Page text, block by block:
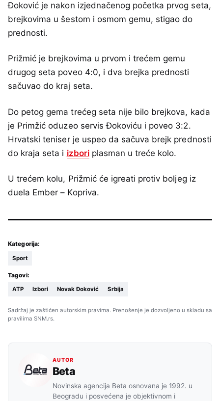
Đoković je nakon izjednačenog početka prvog seta,
brejkovima u šestom i osmom gemu, stigao do
prednosti.
Prižmić je brejkovima u prvom i trećem gemu
drugog seta poveo 4:0, i dva brejka prednosti
sačuvao do kraj seta.
Do petog gema trećeg seta nije bilo brejkova, kada
je Primžić oduzeo servis Đokoviću i poveo 3:2.
Hrvatski teniser je uspeo da sačuva brejk prednosti
do kraja seta i izboriplasman u treće kolo.
U trećem kolu, Prižmić će igreati protiv boljeg iz
duela Ember – Kopriva.
Kategorija:
Sport
Tagovi:
ATP Izbori Novak Đoković Srbija
Sadržaj je zaštićen autorskim pravima. Prenošenje je dozvoljeno u skladu sa
pravilima SNM.rs.
AUTOR
Beta
Novinska agencija Beta osnovana je 1992. u
Beogradu i posvećena je objektivnom i